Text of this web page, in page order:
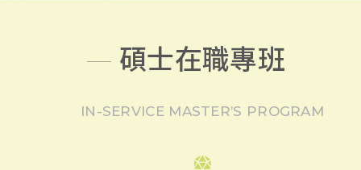
碩士在職專班
IN-SERVICE MASTER’S PROGRAM